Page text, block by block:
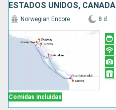
ESTADOS UNIDOS, CANADÁ
Comidas incluidas
Norwegian Encore 8 d